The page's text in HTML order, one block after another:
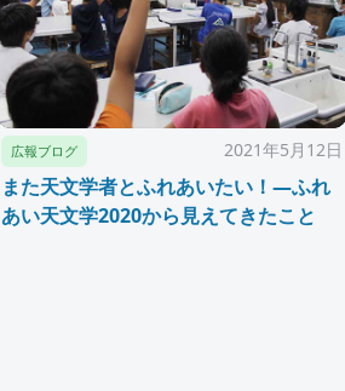
広報ブログ 2021年5月12日
また天文学者とふれあいたい！—ふれ
あい天文学2020から見えてきたこと